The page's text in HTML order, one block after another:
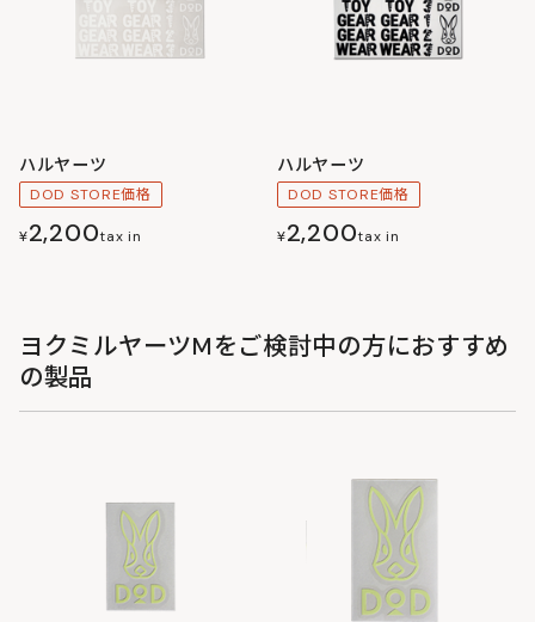
ハルヤーツ
DOD STORE価格
¥2,200tax in
ハルヤーツ
DOD STORE価格
¥2,200tax in
ヨクミルヤーツMをご検討中の方におすすめ
の製品